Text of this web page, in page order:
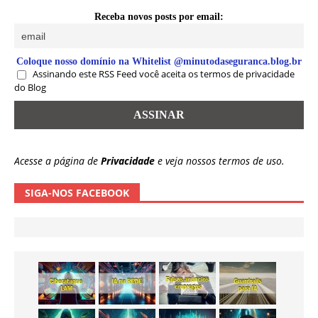
Receba novos posts por email:
Coloque nosso domínio na Whitelist @minutodaseguranca.blog.br
Assinando este RSS Feed você aceita os termos de privacidade
do Blog
Acesse a página de Privacidade e veja nossos termos de uso.
SIGA-NOS FACEBOOK